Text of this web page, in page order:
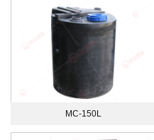
MC-150L